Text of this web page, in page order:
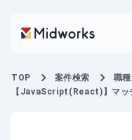
TOP 案件検索 職
【JavaScript(React)】マッ